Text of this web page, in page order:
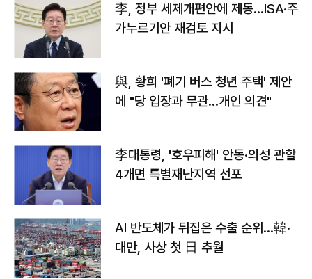
李, 정부 세제개편안에 제동…ISA·주
가누르기안 재검토 지시
與, 황희 '폐기 버스 청년 주택' 제안
에 "당 입장과 무관…개인 의견"
李대통령, '호우피해' 안동·의성 관할
4개면 특별재난지역 선포
AI 반도체가 뒤집은 수출 순위…韓·
대만, 사상 첫 日 추월